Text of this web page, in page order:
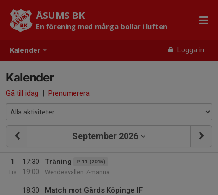
Kalender Logga in
ÅSUMS BK
En förening med många bollar i luften
Kalender
Gå till idag | Prenumerera
September 2026
1
Tis
17:30
19:00
Träning P 11 (2015)
Wendesvallen 7-manna
18:30
Match mot Gärds Köpinge IF